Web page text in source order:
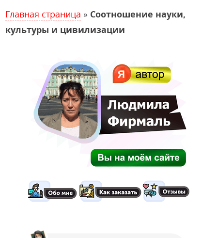
Главная страница » Соотношение науки,
культуры и цивилизации